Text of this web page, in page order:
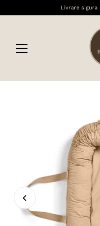
Livrare